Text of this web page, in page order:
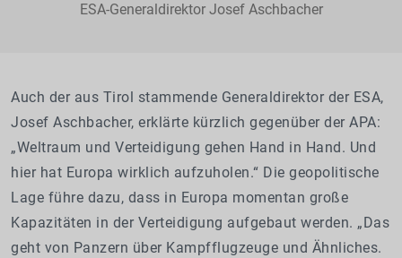
ESA-Generaldirektor Josef Aschbacher
Auch der aus Tirol stammende Generaldirektor der ESA,
Josef Aschbacher, erklärte kürzlich gegenüber der APA:
„Weltraum und Verteidigung gehen Hand in Hand. Und
hier hat Europa wirklich aufzuholen.“ Die geopolitische
Lage führe dazu, dass in Europa momentan große
Kapazitäten in der Verteidigung aufgebaut werden. „Das
geht von Panzern über Kampfflugzeuge und Ähnliches.